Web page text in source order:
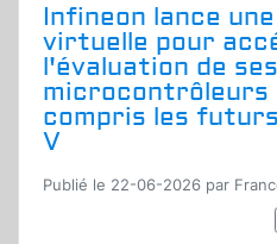
Infineon lance
virtuelle pour
l'évaluation de ses
microcontrôleurs
compris les
V
Publié le 22-06-2026 par